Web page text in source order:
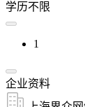
学历不限
1
企业资料